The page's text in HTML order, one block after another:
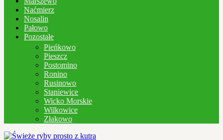
Naćmierz
Nosalin
Pałowo
Pozostałe
Pieńkowo
Pieszcz
Postomino
Ronino
Rusinowo
Staniewice
Wicko Morskie
Wilkowice
Złakowo